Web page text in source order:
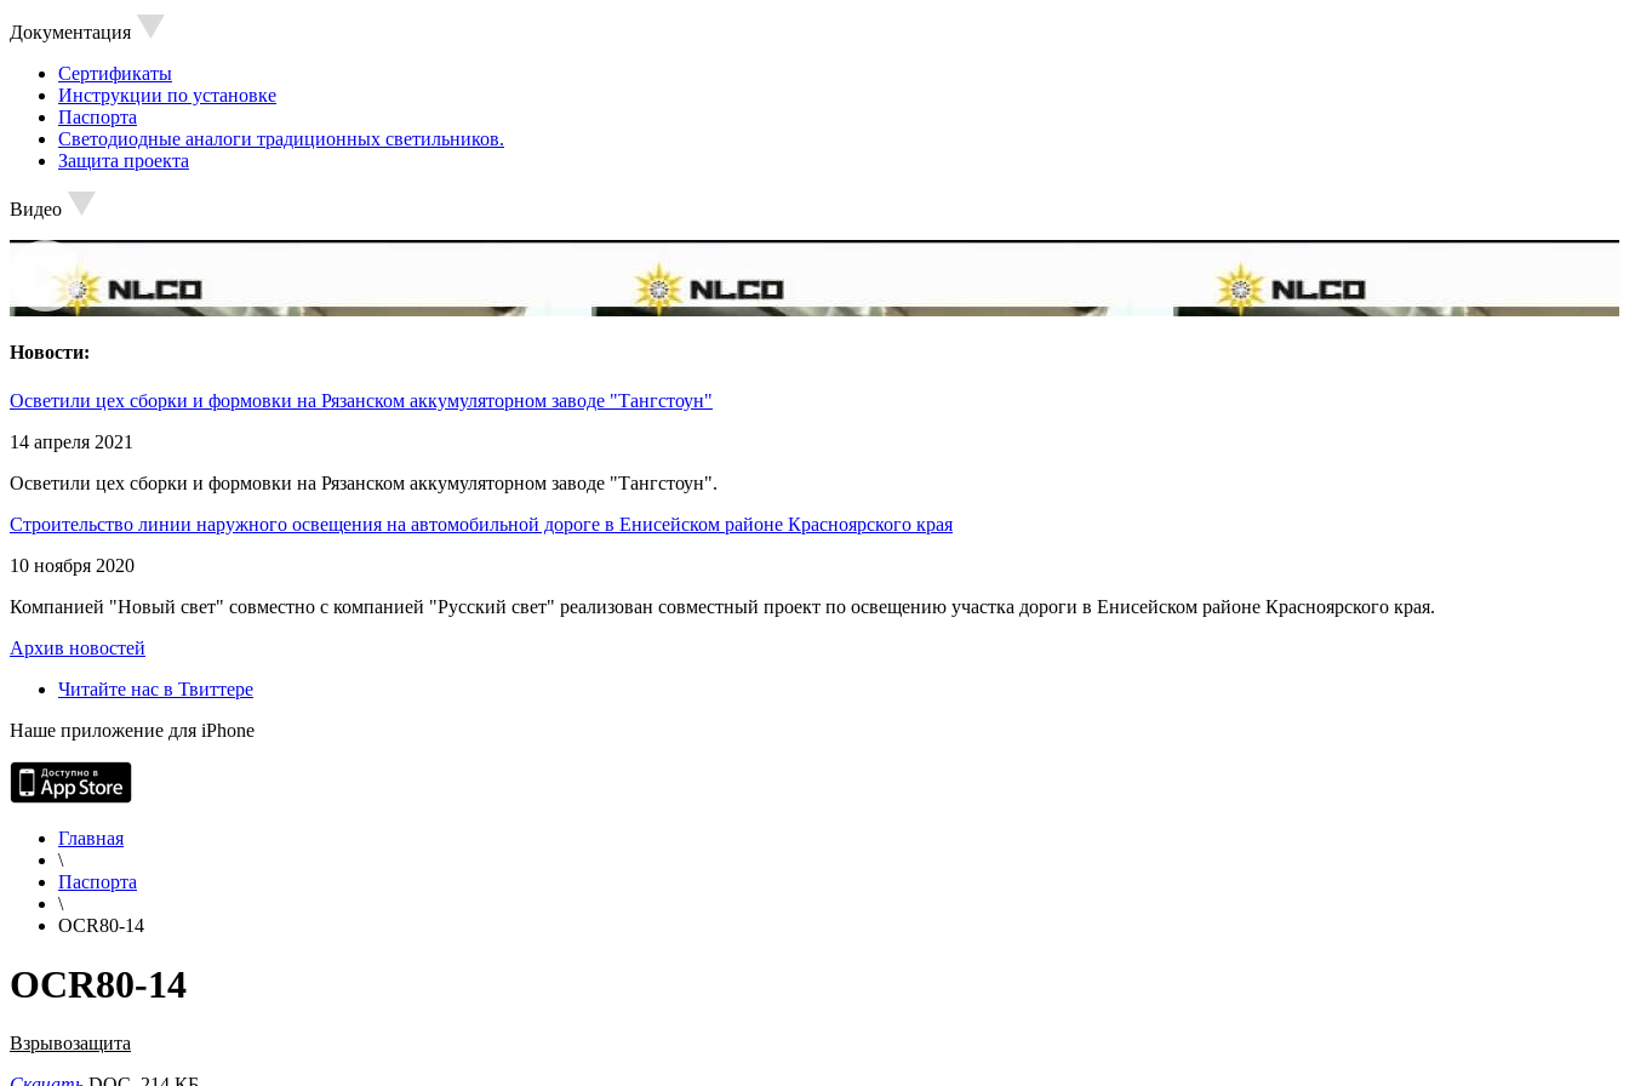
Документация
Сертификаты
Инструкции по установке
Паспорта
Светодиодные аналоги традиционных светильников.
Защита проекта
Видео
Новости:
Осветили цех сборки и формовки на Рязанском аккумуляторном заводе "Тангстоун"
14 апреля 2021
Осветили цех сборки и формовки на Рязанском аккумуляторном заводе "Тангстоун".
Строительство линии наружного освещения на автомобильной дороге в Енисейском районе Красноярского края
10 ноября 2020
Компанией "Новый свет" совместно с компанией "Русский свет" реализован совместный проект по освещению участка дороги в Енисейском районе Красноярского края.
Архив новостей
Читайте нас в Твиттере
Наше приложение для iPhone
Главная
\
Паспорта
\
OCR80-14
OCR80-14
Взрывозащита